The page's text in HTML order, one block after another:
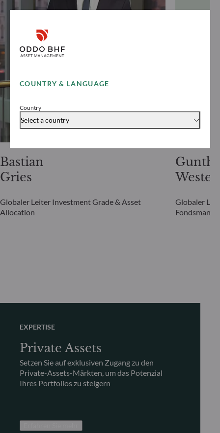
COUNTRY & LANGUAGE
Country
Select a country
Bastian
Gries
Globaler Leiter Investment Grade & Asset
Allocation
Westen
Globaler
EXPERTISE
Private Assets
Setzen Sie auf exklusiven Zugang zu den
Private-Assets-Märkten, um das Potenzial
Ihres Portfolios zu steigern